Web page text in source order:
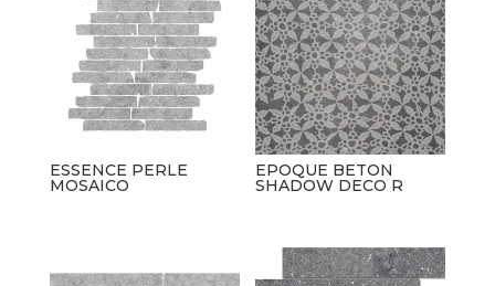
ESSENCE PERLE
MOSAICO
EPOQUE BETON
SHADOW DECO R